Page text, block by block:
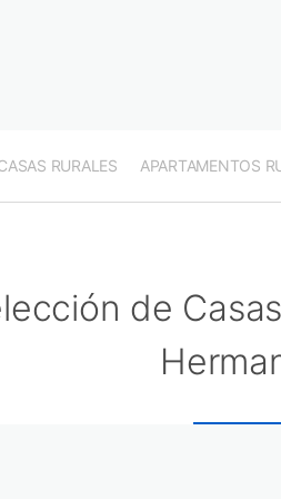
RURALES APARTAMENTOS
de